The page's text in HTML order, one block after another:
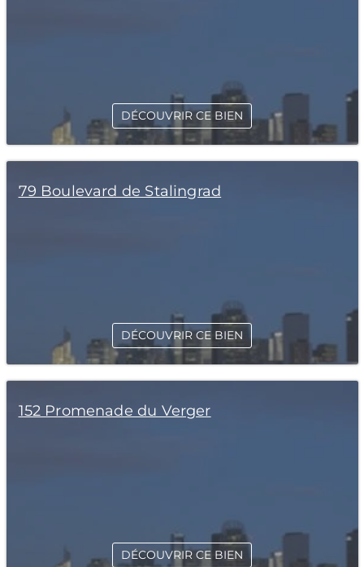
DÉCOUVRIR CE BIEN
79 Boulevard de Stalingrad
DÉCOUVRIR CE BIEN
152 Promenade du Verger
DÉCOUVRIR CE BIEN